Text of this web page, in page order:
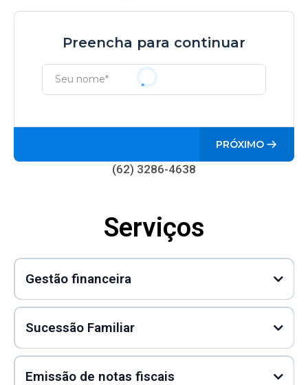
Preencha para continuar
PRÓXIMO
(62) 3286-4638
Serviços
Gestão financeira
Sucessão Familiar
Emissão de notas fiscais